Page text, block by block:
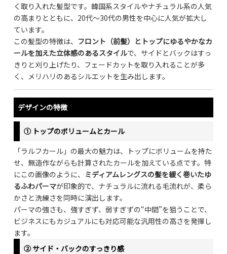
く取り入れた髪型です。韓国系スタイルやナチュラル系の人気
の高まりとともに、20代〜30代の男性を中心に人気が拡大し
ています。
この髪型の特徴は、 フロント（前髪）とトップにゆるやかなカ
ールを加えた立体感のあるスタイルで、サイドとバックはすっ
きりと刈り上げたり、フェードカットを取り入れることが多
く、メリハリのあるシルエットを生み出します。
デザインの特徴
① トップのボリュームとカール
「ラルフカール」の最大の魅力は、トップにボリュームを持た
せ、無造作ながらも計算されたカールを加えている点です。特
にこの画像のように、 ミディアムレングスの髪を緩く巻いたゆ
るふわパーマが印象的で、ナチュラルに流れる毛流れが、柔ら
かさと洗練さを同時に演出します。
パーマの強さも、強すぎず、弱すぎずの“中間”を狙うことで、
ビジネスにもカジュアルにも対応可能な汎用性の高さを発揮し
ます。
② サイド・バックのすっきり感